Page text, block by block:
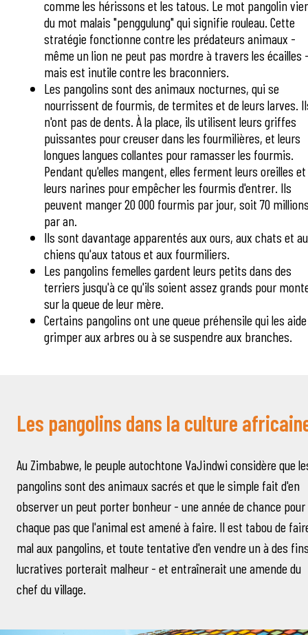
comme les hérissons et les tatous. Le mot pangolin
du mot malais "penggulung" qui signifie rouleau. Cette
stratégie fonctionne contre les prédateurs animaux -
même un lion ne peut pas mordre à travers les écailles
mais est inutile contre les braconniers.
Les pangolins sont des animaux nocturnes, qui se
nourrissent de fourmis, de termites et de leurs larves.
n'ont pas de dents. À la place, ils utilisent leurs griffes
puissantes pour creuser dans les fourmilières, et leurs
longues langues collantes pour ramasser les fourmis.
Pendant qu'elles mangent, elles ferment leurs oreilles et
leurs narines pour empêcher les fourmis d'entrer. Ils
peuvent manger 20 000 fourmis par jour, soit 70
par an.
Ils sont davantage apparentés aux ours, aux chats et
chiens qu'aux tatous et aux fourmiliers.
Les pangolins femelles gardent leurs petits dans des
terriers jusqu'à ce qu'ils soient assez grands pour
sur la queue de leur mère.
Certains pangolins ont une queue préhensile qui les
grimper aux arbres ou à se suspendre aux branches.
Les pangolins dans la culture
Au Zimbabwe, le peuple autochtone VaJindwi considère que
pangolins sont des animaux sacrés et que le simple fait d'en
observer un peut porter bonheur - une année de chance pour
chaque pas que l'animal est amené à faire. Il est tabou de
mal aux pangolins, et toute tentative d'en vendre un à des
lucratives porterait malheur - et entraînerait une amende du
chef du village.